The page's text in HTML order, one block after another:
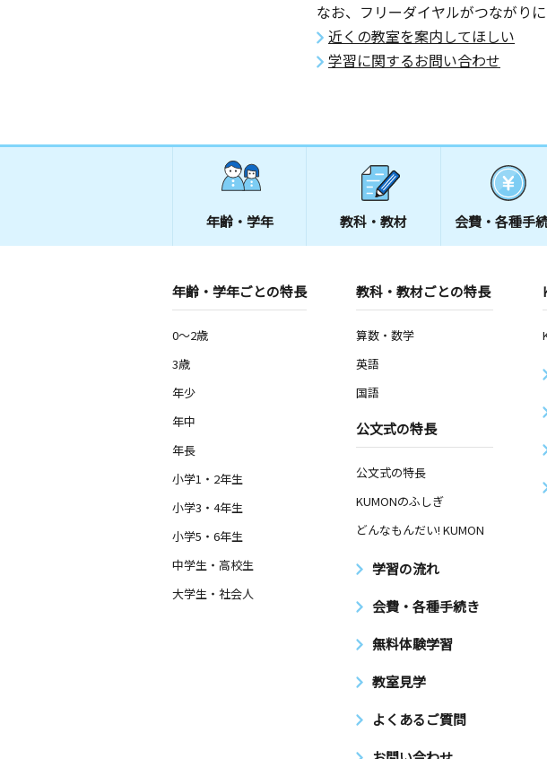
なお、フリーダイヤルがつながり
近くの教室を案内してほしい
学習に関するお問い合わせ
年齢・学年 教科・教材 会費・ 各種手
年齢・学年ごとの特長
0～2歳
3歳
年少
年中
年長
小学1・2年生
小学3・4年生
小学5・6年生
中学生・高校生
大学生・社会人
教科・教材ごとの特長
算数・数学
英語
国語
公文式の特長
公文式の特長
KUMONのふしぎ
どんなもんだい! KUMON
学習の流れ
会費・各種手続き
無料体験学習
教室見学
よくあるご質問